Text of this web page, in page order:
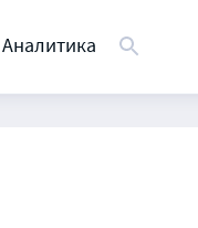
Аналитика